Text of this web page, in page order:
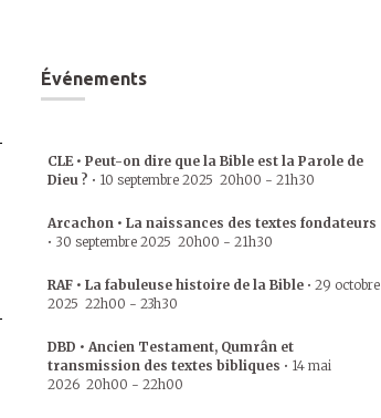
Événements
CLE • Peut-on dire que la Bible est la Parole de
Dieu ? • 10 septembre 2025 20h00 - 21h30
Arcachon • La naissances des textes fondateurs
• 30 septembre 2025 20h00 - 21h30
RAF • La fabuleuse histoire de la Bible • 29 octobre
2025 22h00 - 23h30
DBD • Ancien Testament, Qumrân et
transmission des textes bibliques • 14 mai
2026 20h00 - 22h00